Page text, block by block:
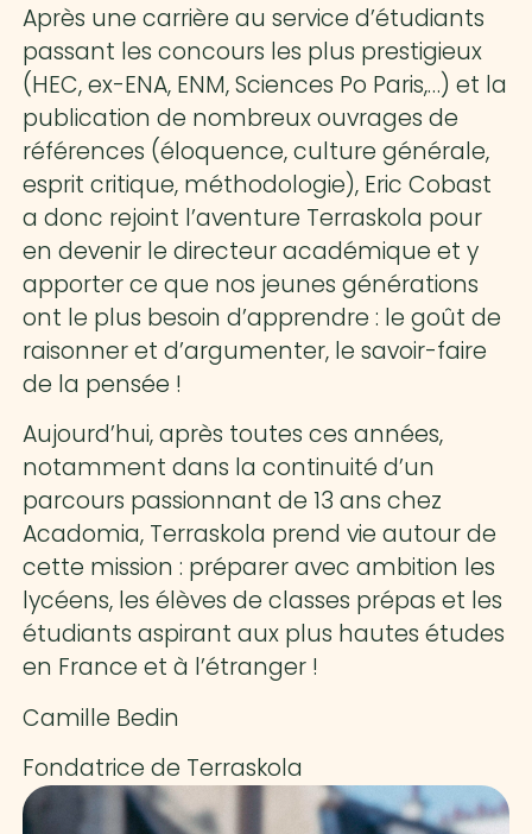
Après une carrière au service d’étudiants
passant les concours les plus prestigieux
(HEC, ex-ENA, ENM, Sciences Po Paris,…) et la
publication de nombreux ouvrages de
références (éloquence, culture générale,
esprit critique, méthodologie), Eric Cobast
a donc rejoint l’aventure Terraskola pour
en devenir le directeur académique et y
apporter ce que nos jeunes générations
ont le plus besoin d’apprendre : le goût de
raisonner et d’argumenter, le savoir-faire
de la pensée !
Aujourd’hui, après toutes ces années,
notamment dans la continuité d’un
parcours passionnant de 13 ans chez
Acadomia, Terraskola prend vie autour de
cette mission : préparer avec ambition les
lycéens, les élèves de classes prépas et les
étudiants aspirant aux plus hautes études
en France et à l’étranger !
Camille Bedin
Fondatrice de Terraskola